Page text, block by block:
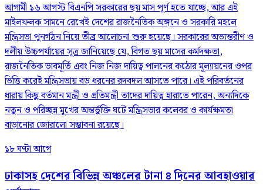
আগামী ১৬ আগস্ট বিএনপি সরকারের ছয় মাস পূর্ণ হতে যাচ্ছে, আর এই
মাইলফলক সামনে রেখেই দেশের রাজনৈতিক অঙ্গনে ও সরকারি মহলে
মন্ত্রিসভা পুনর্গঠন নিয়ে তীব্র আলোচনা শুরু হয়েছে। সরকারের অভ্যন্তরীণ ও
দলীয় উচ্চপর্যায়ের সূত্র জানিয়েছে যে, বিগত ছয় মাসের কর্মদক্ষতা,
রাজনৈতিক ভাবমূর্তি এবং নিজ নিজ দায়িত্ব পালনের কঠোর মূল্যায়নের ওপর
ভিত্তি করেই মন্ত্রিসভায় বড় ধরনের রদবদল আসতে পারে। এই পরিবর্তনের
ধারায় কিছু বর্তমান মন্ত্রী ও প্রতিমন্ত্রী তাদের দায়িত্ব হারাতে পারেন, অন্যদিকে
নতুন ও পরিচ্ছন্ন মুখের অন্তর্ভুক্তি ঘটে মন্ত্রিসভার কলেবর ও কার্যক্ষমতা
বাড়ানোর জোরালো সম্ভাবনা রয়েছে।
১৮ ঘণ্টা আগে
ঢাকাসহ দেশের বিভিন্ন অঞ্চলের টানা ৪ দিনের আবহাওয়ার